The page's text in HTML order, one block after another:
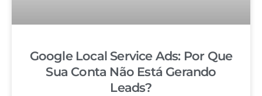
Google Local Service Ads: Por Que
Sua Conta Não Está Gerando
Leads?